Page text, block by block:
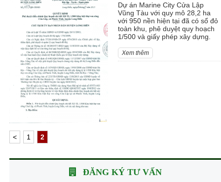
Dự án Marine City Cửa Lập
Vũng Tàu với quy mô 28,2 ha
với 950 nền hiện tại đã có sổ đỏ
toàn khu, phê duyệt quy hoạch
1/500 và giấy phép xây dựng.
Xem thêm
< 1 2
ĐĂNG KÝ TƯ VẤN